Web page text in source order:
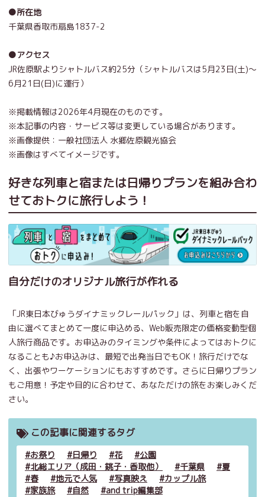
●所在地
千葉県香取市扇島1837-2
●アクセス
JR佐原駅よりシャトルバス約25分（シャトルバスは5月23日(土)～
6月21日(日)に運行）
※掲載情報は2026年4月現在のものです。
※本記事の内容・サービス等は変更している場合があります。
※画像提供：一般社団法人 水郷佐原観光協会
※画像はすべてイメージです。
好きな列車と宿または日帰りプランを組み合わ
せておトクに旅行しよう！
自分だけのオリジナル旅行が作れる
「JR東日本びゅうダイナミックレールパック」は、列車と宿を自
由に選べてまとめて一度に申込める、Web販売限定の価格変動型個
人旅行商品です。お申込みのタイミングや条件によってはおトクに
なることも♪お申込みは、最短で出発当日でもOK！旅行だけでな
く、出張やワーケーションにもおすすめです。さらに日帰りプラン
もご用意！予定や目的に合わせて、あなただけの旅をお楽しみくだ
さい。
この記事に関連するタグ
お祭り 日帰り 花
公園
北総エリア（成田・銚子・香取他）
千葉県
夏
春
地元で人気 写真映え
カップル旅
家族旅
自然 and trip編集部